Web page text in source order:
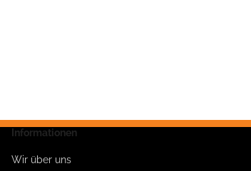
Informationen
Wir über uns